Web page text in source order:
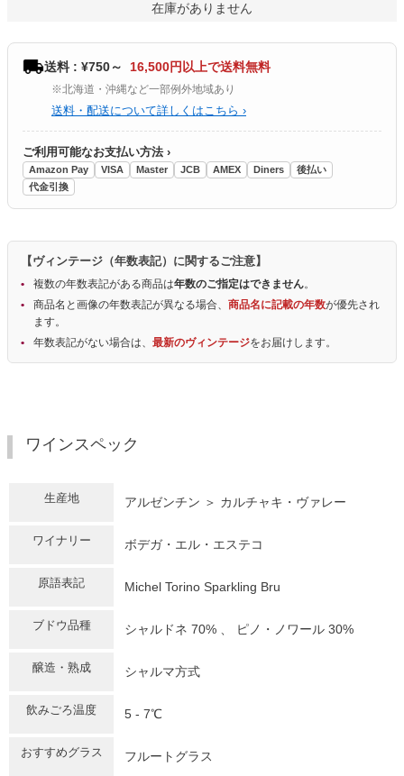
在庫がありません
送料 : ¥750～ 16,500円以上で送料無料
※北海道・沖縄など一部例外地域あり
送料・配送について詳しくはこちら ›
ご利用可能なお支払い方法 ›
Amazon Pay VISA Master JCB AMEX Diners
後払い
代金引換
【ヴィンテージ（年数表記）に関するご注意】
複数の年数表記がある商品は年数のご指定はできません。
商品名と画像の年数表記が異なる場合、 商品名に記載の年数が優先され
ます。
年数表記がない場合は、 最新のヴィンテージをお届けします。
ワインスペック
生産地 アルゼンチン ＞ カルチャキ・ヴァレー
ワイナリー ボデガ・エル・エステコ
原語表記 Michel Torino Sparkling Bru
ブドウ品種 シャルドネ 70% 、 ピノ・ノワール 30%
醸造・熟成 シャルマ方式
飲みごろ温度 5 - 7℃
おすすめグラス フルートグラス